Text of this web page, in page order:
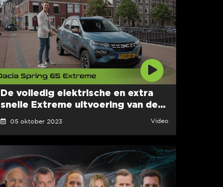
De volledig elektrische en extra
snelle Extreme uitvoering van de...
05 oktober 2023 Video